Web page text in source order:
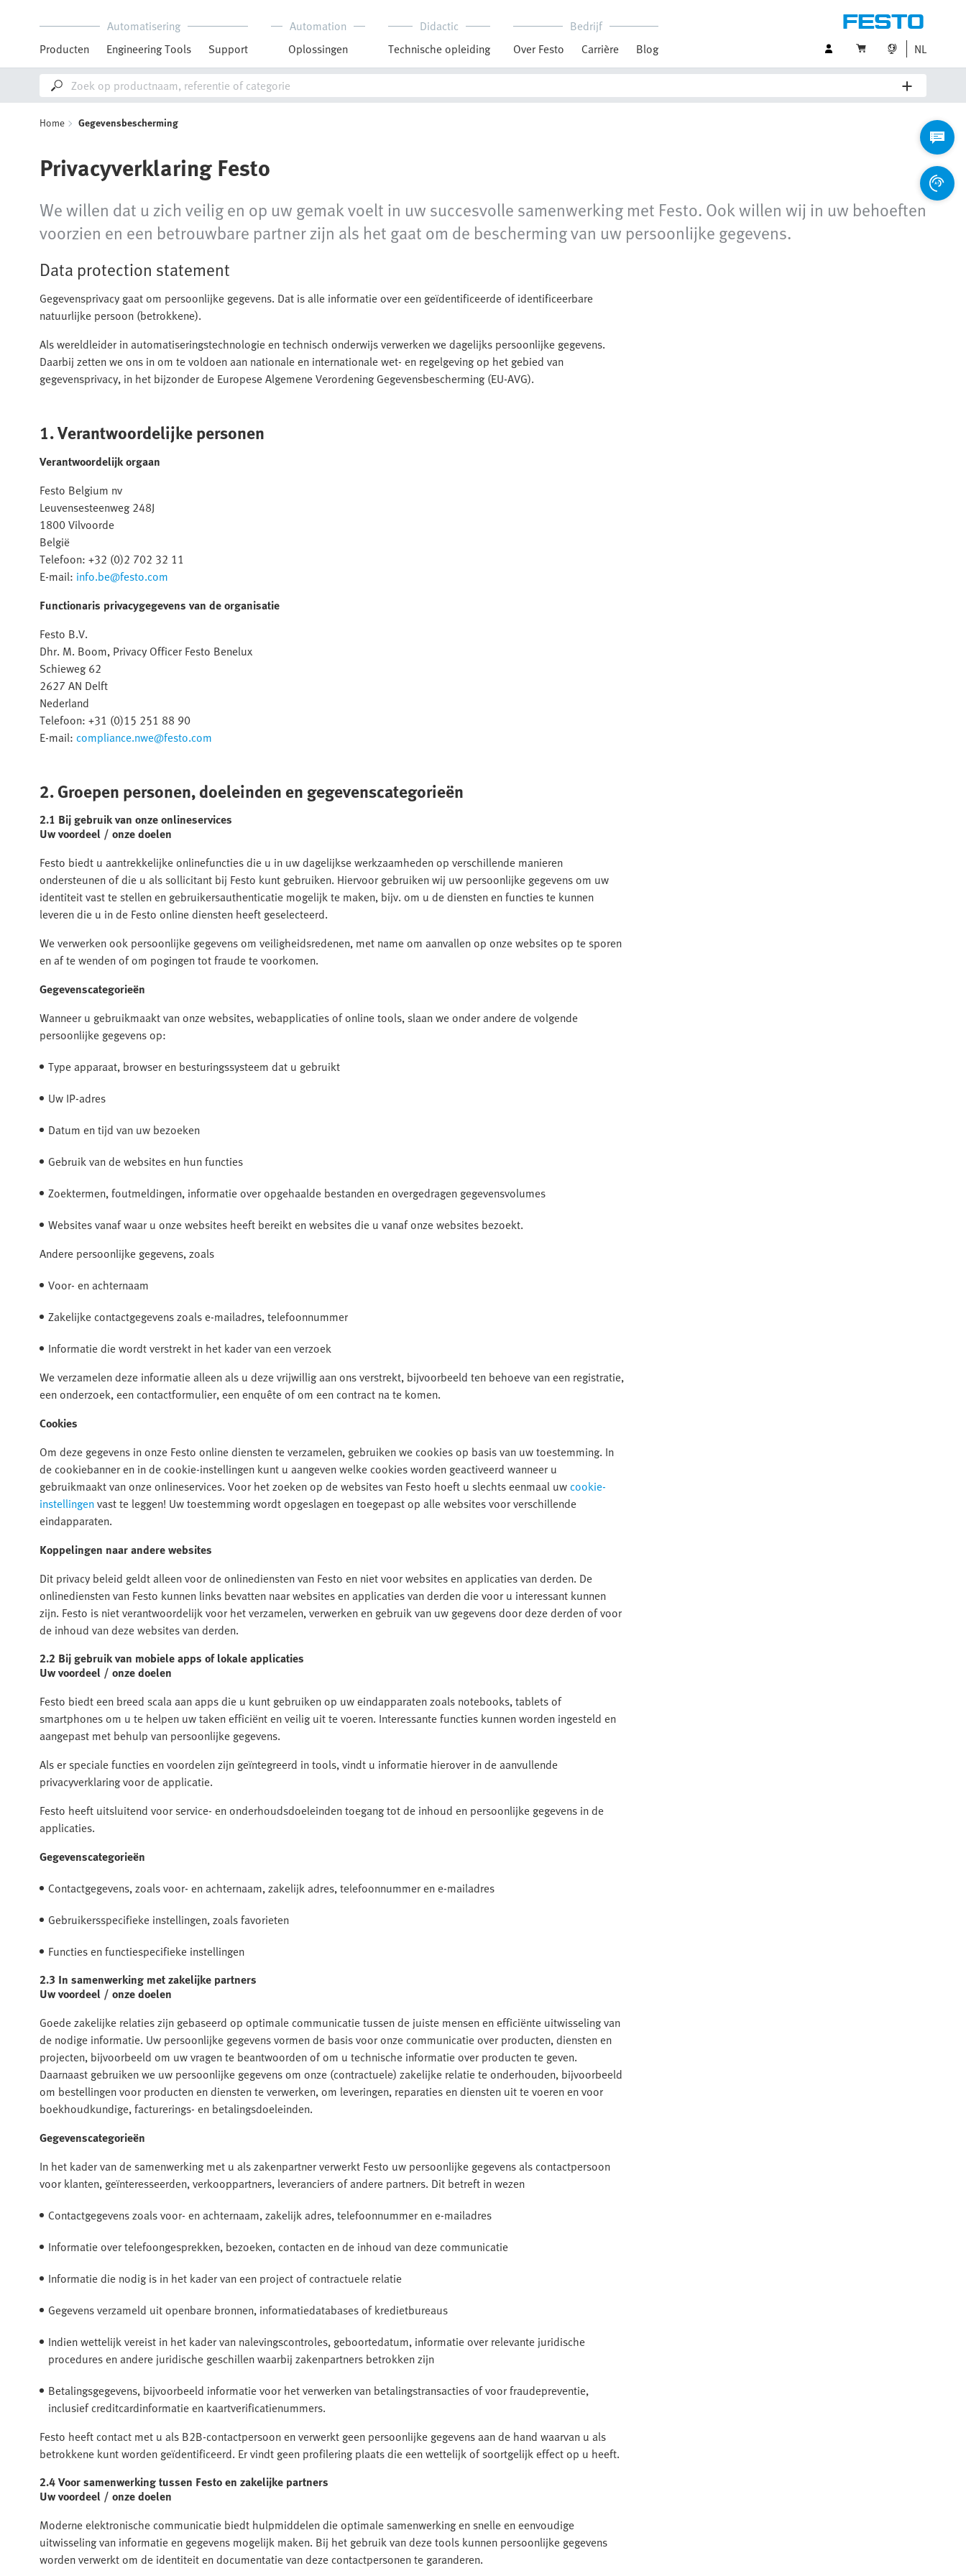
Automatisering
Producten
Engineering Tools Support
Automation
Oplossingen
Didactic
Technische opleiding
Bedrijf
Over Festo
Carrière Blog NL
Home Gegevensbescherming
Privacyverklaring Festo
We willen dat u zich veilig en op uw gemak voelt in uw succesvolle samenwerking met Festo. Ook willen wij in uw behoeften
voorzien en een betrouwbare partner zijn als het gaat om de bescherming van uw persoonlijke gegevens.
Data protection statement
Gegevensprivacy gaat om persoonlijke gegevens. Dat is alle informatie over een geïdentificeerde of identificeerbare
natuurlijke persoon (betrokkene).
Als wereldleider in automatiseringstechnologie en technisch onderwijs verwerken we dagelijks persoonlijke gegevens.
Daarbij zetten we ons in om te voldoen aan nationale en internationale wet- en regelgeving op het gebied van
gegevensprivacy, in het bijzonder de Europese Algemene Verordening Gegevensbescherming (EU-AVG).
1. Verantwoordelijke personen
Verantwoordelijk orgaan
Festo Belgium nv
Leuvensesteenweg 248J
1800 Vilvoorde
België
Telefoon: +32 (0)2 702 32 11
E-mail: info.be@festo.com
Functionaris privacygegevens van de organisatie
Festo B.V.
Dhr. M. Boom, Privacy Officer Festo Benelux
Schieweg 62
2627 AN Delft
Nederland
Telefoon: +31 (0)15 251 88 90
E-mail: compliance.nwe@festo.com
2. Groepen personen, doeleinden en gegevenscategorieën
2.1 Bij gebruik van onze onlineservices
Uw voordeel / onze doelen
Festo biedt u aantrekkelijke onlinefuncties die u in uw dagelijkse werkzaamheden op verschillende manieren
ondersteunen of die u als sollicitant bij Festo kunt gebruiken. Hiervoor gebruiken wij uw persoonlijke gegevens om uw
identiteit vast te stellen en gebruikersauthenticatie mogelijk te maken, bijv. om u de diensten en functies te kunnen
leveren die u in de Festo online diensten heeft geselecteerd.
We verwerken ook persoonlijke gegevens om veiligheidsredenen, met name om aanvallen op onze websites op te sporen
en af te wenden of om pogingen tot fraude te voorkomen.
Gegevenscategorieën
Wanneer u gebruikmaakt van onze websites, webapplicaties of online tools, slaan we onder andere de volgende
persoonlijke gegevens op:
Type apparaat, browser en besturingssysteem dat u gebruikt
Uw IP-adres
Datum en tijd van uw bezoeken
Gebruik van de websites en hun functies
Zoektermen, foutmeldingen, informatie over opgehaalde bestanden en overgedragen gegevensvolumes
Websites vanaf waar u onze websites heeft bereikt en websites die u vanaf onze websites bezoekt.
Andere persoonlijke gegevens, zoals
Voor- en achternaam
Zakelijke contactgegevens zoals e-mailadres, telefoonnummer
Informatie die wordt verstrekt in het kader van een verzoek
We verzamelen deze informatie alleen als u deze vrijwillig aan ons verstrekt, bijvoorbeeld ten behoeve van een registratie,
een onderzoek, een contactformulier, een enquête of om een contract na te komen.
Cookies
Om deze gegevens in onze Festo online diensten te verzamelen, gebruiken we cookies op basis van uw toestemming. In
de cookiebanner en in de cookie-instellingen kunt u aangeven welke cookies worden geactiveerd wanneer u
gebruikmaakt van onze onlineservices. Voor het zoeken op de websites van Festo hoeft u slechts eenmaal uwcookie-
instellingenvast te leggen! Uw toestemming wordt opgeslagen en toegepast op alle websites voor verschillende
eindapparaten.
Koppelingen naar andere websites
Dit privacy beleid geldt alleen voor de onlinediensten van Festo en niet voor websites en applicaties van derden. De
onlinediensten van Festo kunnen links bevatten naar websites en applicaties van derden die voor u interessant kunnen
zijn. Festo is niet verantwoordelijk voor het verzamelen, verwerken en gebruik van uw gegevens door deze derden of voor
de inhoud van deze websites van derden.
2.2 Bij gebruik van mobiele apps of lokale applicaties
Uw voordeel / onze doelen
Festo biedt een breed scala aan apps die u kunt gebruiken op uw eindapparaten zoals notebooks, tablets of
smartphones om u te helpen uw taken efficiënt en veilig uit te voeren. Interessante functies kunnen worden ingesteld en
aangepast met behulp van persoonlijke gegevens.
Als er speciale functies en voordelen zijn geïntegreerd in tools, vindt u informatie hierover in de aanvullende
privacyverklaring voor de applicatie.
Festo heeft uitsluitend voor service- en onderhoudsdoeleinden toegang tot de inhoud en persoonlijke gegevens in de
applicaties.
Gegevenscategorieën
Contactgegevens, zoals voor- en achternaam, zakelijk adres, telefoonnummer en e-mailadres
Gebruikersspecifieke instellingen, zoals favorieten
Functies en functiespecifieke instellingen
2.3 In samenwerking met zakelijke partners
Uw voordeel / onze doelen
Goede zakelijke relaties zijn gebaseerd op optimale communicatie tussen de juiste mensen en efficiënte uitwisseling van
de nodige informatie. Uw persoonlijke gegevens vormen de basis voor onze communicatie over producten, diensten en
projecten, bijvoorbeeld om uw vragen te beantwoorden of om u technische informatie over producten te geven.
Daarnaast gebruiken we uw persoonlijke gegevens om onze (contractuele) zakelijke relatie te onderhouden, bijvoorbeeld
om bestellingen voor producten en diensten te verwerken, om leveringen, reparaties en diensten uit te voeren en voor
boekhoudkundige, facturerings- en betalingsdoeleinden.
Gegevenscategorieën
In het kader van de samenwerking met u als zakenpartner verwerkt Festo uw persoonlijke gegevens als contactpersoon
voor klanten, geïnteresseerden, verkooppartners, leveranciers of andere partners. Dit betreft in wezen
Contactgegevens zoals voor- en achternaam, zakelijk adres, telefoonnummer en e-mailadres
Informatie over telefoongesprekken, bezoeken, contacten en de inhoud van deze communicatie
Informatie die nodig is in het kader van een project of contractuele relatie
Gegevens verzameld uit openbare bronnen, informatiedatabases of kredietbureaus
Indien wettelijk vereist in het kader van nalevingscontroles, geboortedatum, informatie over relevante juridische
procedures en andere juridische geschillen waarbij zakenpartners betrokken zijn
Betalingsgegevens, bijvoorbeeld informatie voor het verwerken van betalingstransacties of voor fraudepreventie,
inclusief creditcardinformatie en kaartverificatienummers.
Festo heeft contact met u als B2B-contactpersoon en verwerkt geen persoonlijke gegevens aan de hand waarvan u als
betrokkene kunt worden geïdentificeerd. Er vindt geen profilering plaats die een wettelijk of soortgelijk effect op u heeft.
2.4 Voor samenwerking tussen Festo en zakelijke partners
Uw voordeel / onze doelen
Moderne elektronische communicatie biedt hulpmiddelen die optimale samenwerking en snelle en eenvoudige
uitwisseling van informatie en gegevens mogelijk maken. Bij het gebruik van deze tools kunnen persoonlijke gegevens
worden verwerkt om de identiteit en documentatie van deze contactpersonen te garanderen.